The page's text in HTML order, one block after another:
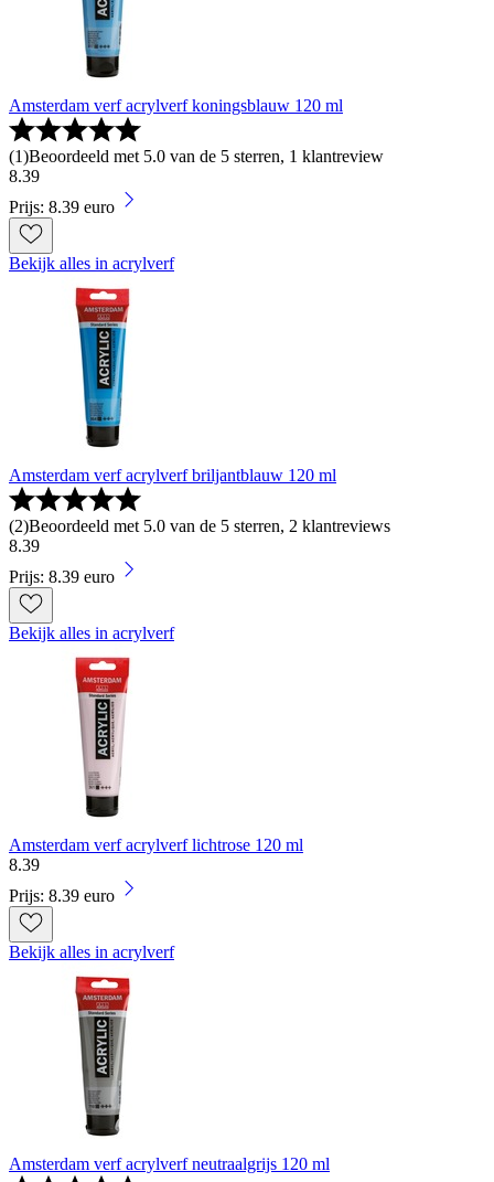
Amsterdam verf acrylverf koningsblauw 120 ml
(1)Beoordeeld met 5.0 van de 5 sterren, 1 klantreview
8.39
Prijs: 8.39 euro
Bekijk alles in acrylverf
Amsterdam verf acrylverf briljantblauw 120 ml
(2)Beoordeeld met 5.0 van de 5 sterren, 2 klantreviews
8.39
Prijs: 8.39 euro
Bekijk alles in acrylverf
Amsterdam verf acrylverf lichtrose 120 ml
8.39
Prijs: 8.39 euro
Bekijk alles in acrylverf
Amsterdam verf acrylverf neutraalgrijs 120 ml